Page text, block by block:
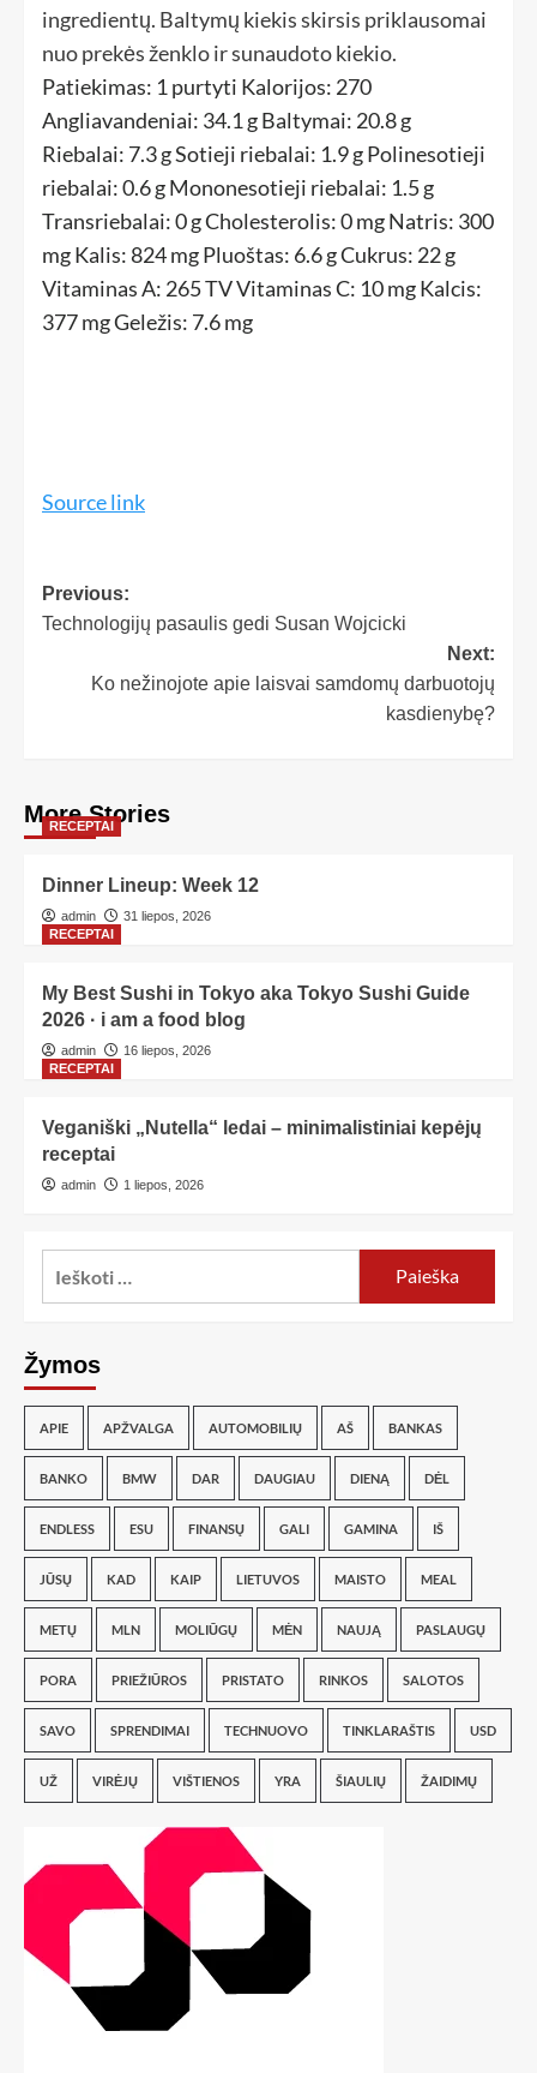
ingredientų. Baltymų kiekis skirsis priklausomai
nuo prekės ženklo ir sunaudoto kiekio.
Patiekimas: 1 purtyti Kalorijos: 270
Angliavandeniai: 34.1 gBaltymai: 20.8g
Riebalai: 7.3gSotieji riebalai: 1.9gPolinesotieji
riebalai:0.6gMononesotieji riebalai: 1.5g
Transriebalai:0gCholesterolis:0mgNatris: 300
mgKalis: 824mgPluoštas: 6.6gCukrus: 22g
Vitaminas A: 265TVVitaminas C: 10mgKalcis:
377mgGeležis: 7.6mg
Source link
Previous:
Technologijų pasaulis gedi Susan Wojcicki
Next:
Ko nežinojote apie laisvai samdomų darbuotojų
kasdienybę?
More Stories
RECEPTAI
Dinner Lineup: Week 12
admin
31 liepos, 2026
RECEPTAI
My Best Sushi in Tokyo aka Tokyo Sushi Guide
2026 · i am a food blog
admin
16 liepos, 2026
RECEPTAI
Veganiški „Nutella“ ledai – minimalistiniai kepėjų
receptai
admin 1 liepos, 2026
Žymos
APIE APŽVALGA AUTOMOBILIŲ AŠ BANKAS
BANKO BMW DAR DAUGIAU DIENĄ DĖL
ENDLESS ESU FINANSŲ GALI GAMINA IŠ
JŪSŲ KAD KAIP LIETUVOS MAISTO MEAL
METŲ MLN MOLIŪGŲ MĖN NAUJĄ PASLAUGŲ
PORA PRIEŽIŪROS PRISTATO RINKOS SALOTOS
SAVO SPRENDIMAI TECHNUOVO TINKLARAŠTIS USD
UŽ VIRĖJŲ VIŠTIENOS YRA ŠIAULIŲ ŽAIDIMŲ